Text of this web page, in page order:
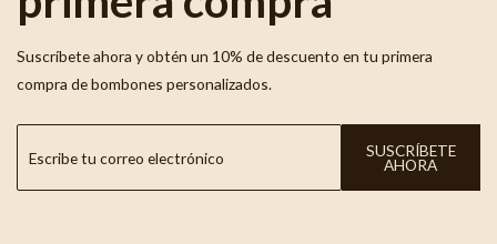
Suscríbete ahora y obtén un 10% de descuento en tu primera
compra de bombones personalizados.
SUSCRÍBETE
AHORA